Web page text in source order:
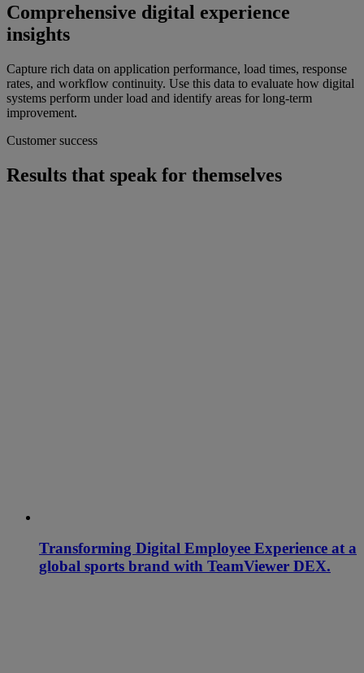
Comprehensive digital experience
insights
Capture rich data on application performance, load times, response
rates, and workflow continuity. Use this data to evaluate how digital
systems perform under load and identify areas for long-term
improvement.
Customer success
Results that speak for themselves
Transforming Digital Employee Experience at a
global sports brand with TeamViewer DEX.